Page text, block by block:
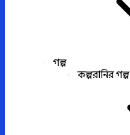
গল্প
কল্পরানির গল্প